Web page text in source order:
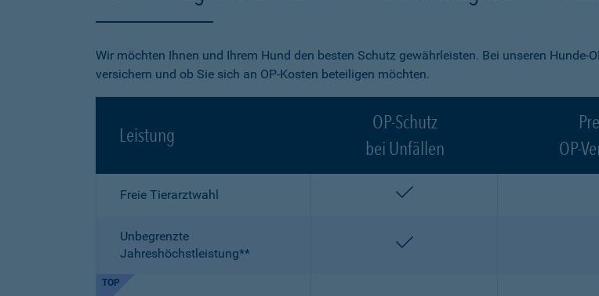
Wir möchten Ihnen und Ihrem Hund den besten Schutz gewährleisten. Bei unseren
versichern und ob Sie sich an OP-Kosten beteiligen möchten.
Leistung
OP-Schutz
bei Unfällen
OP-
Freie Tierarztwahl enthalten
Unbegrenzte
Jahreshöchstleistung**
enthalten
TOP